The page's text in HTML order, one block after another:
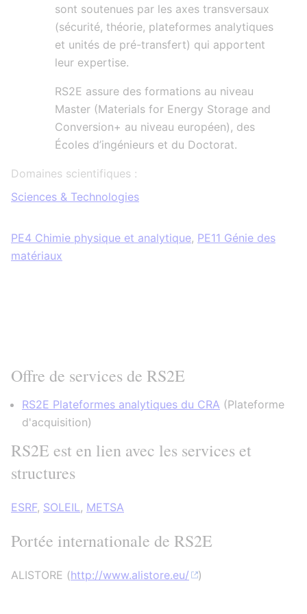
sont soutenues par les axes transversaux
(sécurité, théorie, plateformes analytiques
et unités de pré-transfert) qui apportent
leur expertise.
RS2E assure des formations au niveau
Master (Materials for Energy Storage and
Conversion+ au niveau européen), des
Écoles d’ingénieurs et du Doctorat.
Domaines scientifiques :
Sciences & Technologies
PE4 Chimie physique et analytique, PE11 Génie des
matériaux
Offre de services de RS2E
RS2E Plateformes analytiques du CRA (Plateforme
d'acquisition)
RS2E est en lien avec les services et
structures
ESRF, SOLEIL, METSA
Portée internationale de RS2E
ALISTORE (http://www.alistore.eu/ )